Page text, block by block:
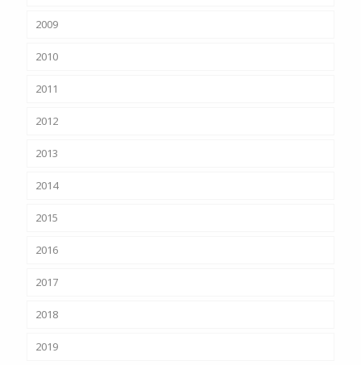
2009
2010
2011
2012
2013
2014
2015
2016
2017
2018
2019